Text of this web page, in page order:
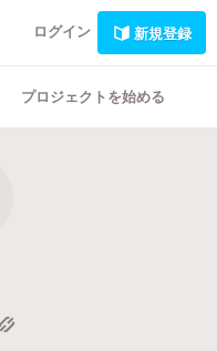
ログイン 新規登録
プロジェクトを始める